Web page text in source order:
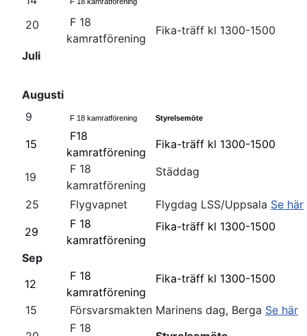
20
F 18
kamratförening
Fika-träff kl 1300-1500
Juli
Augusti
9
F 18 kamratförening Styrelsemöte
15
F18
kamratförening
Fika-träff kl 1300-1500
19
F 18
kamratförening
Städdag
25 Flygvapnet Flygdag LSS/Uppsala Se här
29
F 18
kamratförening
Fika-träff kl 1300-1500
Sep
12
F 18
kamratförening
Fika-träff kl 1300-1500
15 Försvarsmakten Marinens dag, Berga Se här
F 18